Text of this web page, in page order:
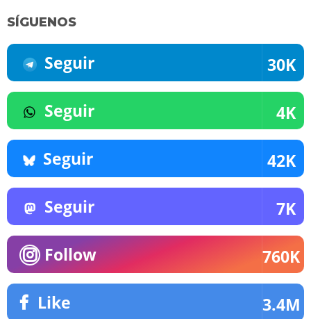
SÍGUENOS
Seguir 30K
Seguir 4K
Seguir 42K
Seguir 7K
Follow 760K
Like 3.4M